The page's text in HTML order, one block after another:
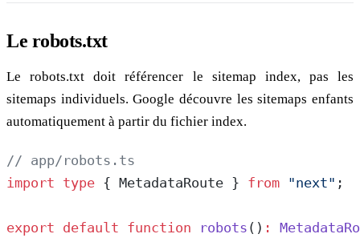
Le robots.txt
Le robots.txt doit référencer le sitemap index, pas les
sitemaps individuels. Google découvre les sitemaps enfants
automatiquement à partir du fichier index.
// app/robots.ts
import type { MetadataRoute } from "next" ;
export default function robots () :